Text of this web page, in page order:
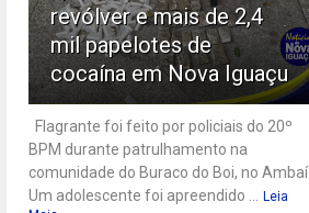
revólver e mais de 2,4
mil papelotes de
cocaína em Nova Iguaçu
Flagrante foi feito por policiais do 20º
BPM durante patrulhamento na
comunidade do Buraco do Boi, no Ambaí
Um adolescente foi apreendido ...
Leia